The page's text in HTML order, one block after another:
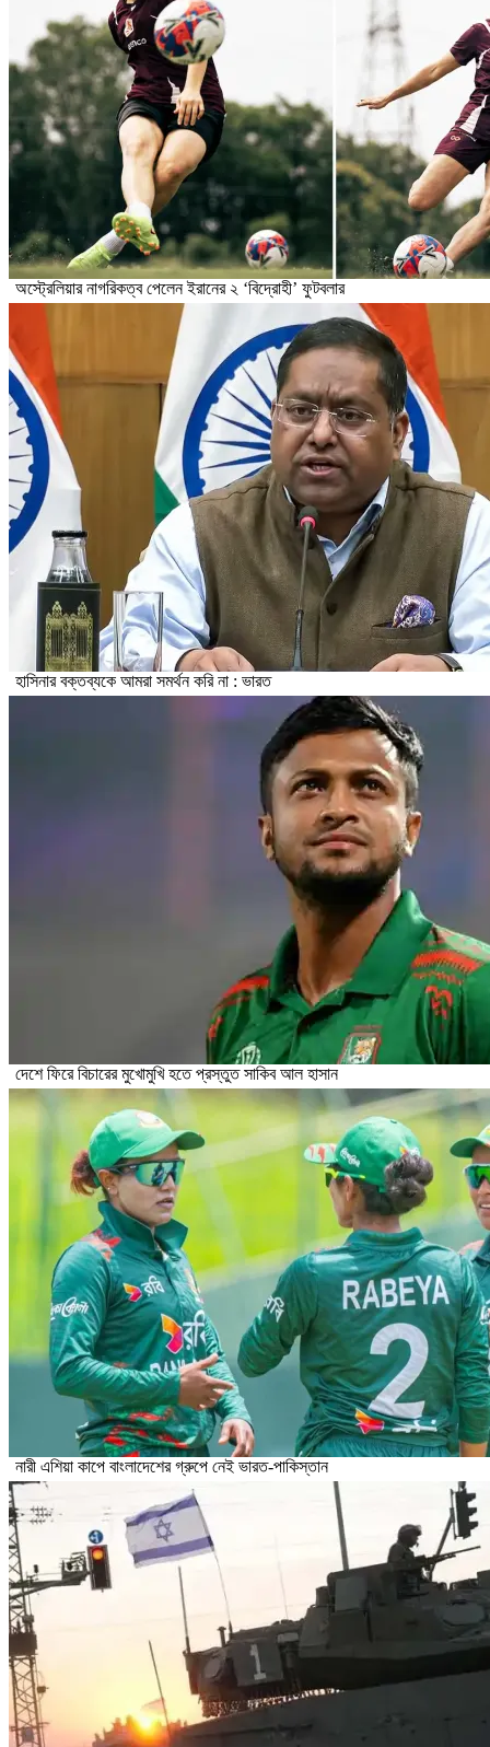
অস্ট্রেলিয়ার নাগরিকত্ব পেলেন ইরানের ২ ‘বিদ্রোহী’ ফুটবলার
হাসিনার বক্তব্যকে আমরা সমর্থন করি না : ভারত
দেশে ফিরে বিচারের মুখোমুখি হতে প্রস্তুত সাকিব আল হাসান
নারী এশিয়া কাপে বাংলাদেশের গ্রুপে নেই ভারত-পাকিস্তান